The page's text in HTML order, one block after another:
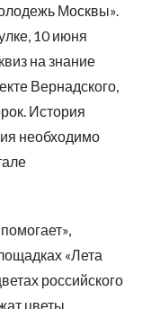
Москвы».
10 июня
на знание
Вернадского,
История
необходимо
«Лета
российского
цветы